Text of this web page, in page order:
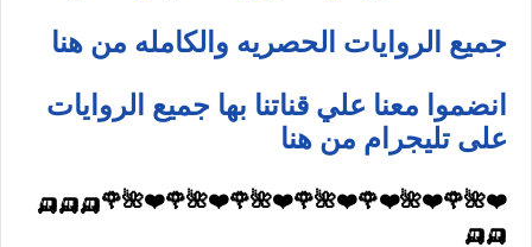
جميع الروايات الحصريه والكامله من هنا
انضموا معنا علي قناتنا بها جميع الروايات
على تليجرام من هنا
❤️🌺🌹❤️🌺❤️🌹❤️🌺🌹❤️🌺🌹❤️🌺🌹❤️🌺🌹🛺🛺🛺
🛺🛺